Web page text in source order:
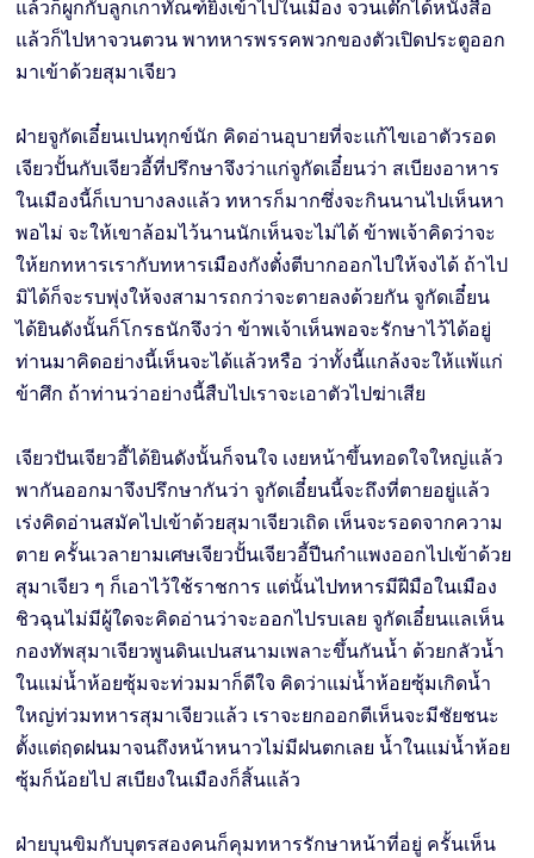
แล้วก็ผูกกับลูกเกาทัณฑ์ยิงเข้าไปในเมือง จวนเต๊กได้หนังสือ
แล้วก็ไปหาจวนตวน พาทหารพรรคพวกของตัวเปิดประตูออก
มาเข้าด้วยสุมาเจียว
ฝ่ายจูกัดเอี๋ยนเปนทุกข์นัก คิดอ่านอุบายที่จะแก้ไขเอาตัวรอด
เจียวปั้นกับเจียวอี้ที่ปรึกษาจึงว่าแก่จูกัดเอี๋ยนว่า สเบียงอาหาร
ในเมืองนี้ก็เบาบางลงแล้ว ทหารก็มากซึ่งจะกินนานไปเห็นหา
พอไม่ จะให้เขาล้อมไว้นานนักเห็นจะไม่ได้ ข้าพเจ้าคิดว่าจะ
ให้ยกทหารเรากับทหารเมืองกังตั๋งตีบากออกไปให้จงได้ ถ้าไป
มิได้ก็จะรบพุ่งให้จงสามารถกว่าจะตายลงด้วยกัน จูกัดเอี๋ยน
ได้ยินดังนั้นก็โกรธนักจึงว่า ข้าพเจ้าเห็นพอจะรักษาไว้ได้อยู่
ท่านมาคิดอย่างนี้เห็นจะได้แล้วหรือ ว่าทั้งนี้แกล้งจะให้แพ้แก่
ข้าศึก ถ้าท่านว่าอย่างนี้สืบไปเราจะเอาตัวไปฆ่าเสีย
เจียวปันเจียวอี้ได้ยินดังนั้นก็จนใจ เงยหน้าขึ้นทอดใจใหญ่แล้ว
พากันออกมาจึงปรึกษากันว่า จูกัดเอี๋ยนนี้จะถึงที่ตายอยู่แล้ว
เร่งคิดอ่านสมัคไปเข้าด้วยสุมาเจียวเถิด เห็นจะรอดจากความ
ตาย ครั้นเวลายามเศษเจียวปั้นเจียวอี้ปีนกำแพงออกไปเข้าด้วย
สุมาเจียว ๆ ก็เอาไว้ใช้ราชการ แต่นั้นไปทหารมีฝีมือในเมือง
ชิวฉุนไม่มีผู้ใดจะคิดอ่านว่าจะออกไปรบเลย จูกัดเอี๋ยนแลเห็น
กองทัพสุมาเจียวพูนดินเปนสนามเพลาะขึ้นกันน้ำ ด้วยกลัวน้ำ
ในแม่นํ้าห้อยซุ้มจะท่วมมาก็ดีใจ คิดว่าแม่นํ้าห้อยซุ้มเกิดน้ำ
ใหญ่ท่วมทหารสุมาเจียวแล้ว เราจะยกออกตีเห็นจะมีชัยชนะ
ตั้งแต่ฤดฝนมาจนถึงหน้าหนาวไม่มีฝนตกเลย น้ำในแม่นํ้าห้อย
ซุ้มก็น้อยไป สเบียงในเมืองก็สิ้นแล้ว
ฝ่ายบุนขิมกับบุตรสองคนก็คุมทหารรักษาหน้าที่อยู่ ครั้นเห็น